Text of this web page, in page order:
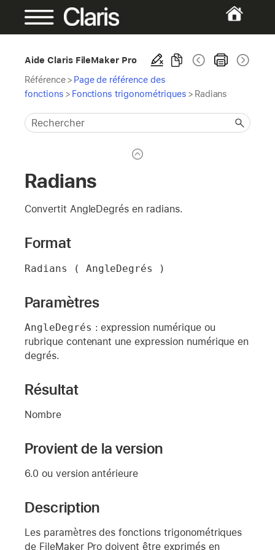
Aide Claris FileMaker Pro
Référence> Page de référence des
fonctions > Fonctions trigonométriques > Radians
Radians
Convertit AngleDegrés en radians.
Format
Radians ( AngleDegrés )
Paramètres
AngleDegrés : expression numérique ou
rubrique contenant une expression numérique en
degrés.
Résultat
Nombre
Provient de la version
6.0 ou version antérieure
Description
Les paramètres des fonctions trigonométriques
de FileMaker Pro doivent être exprimés en